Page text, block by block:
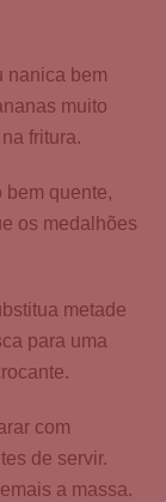
nanica bem
muito
fritura.
bem quente,
os medalhões
metade
para uma
com
de servir.
a massa.